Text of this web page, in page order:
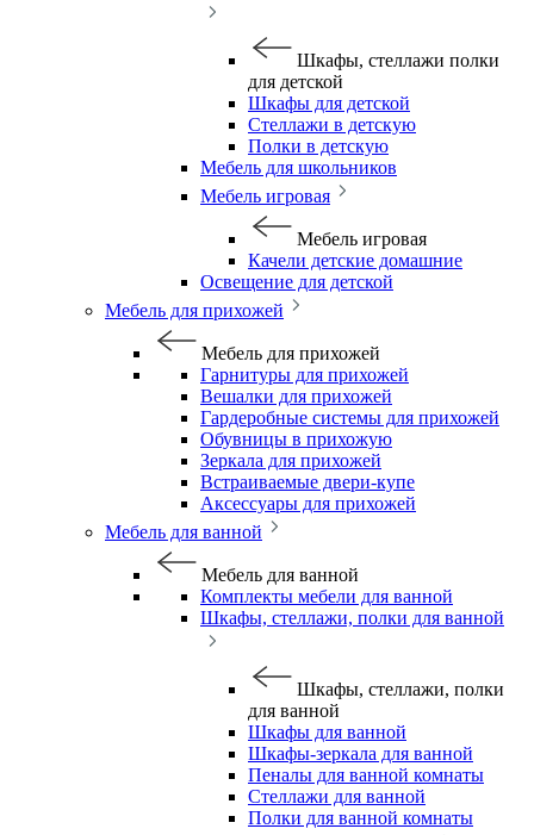
Шкафы, стеллажи полки
для детской
Шкафы для детской
Стеллажи в детскую
Полки в детскую
Мебель для школьников
Мебель игровая
Мебель игровая
Качели детские домашние
Освещение для детской
Мебель для прихожей
Мебель для прихожей
Гарнитуры для прихожей
Вешалки для прихожей
Гардеробные системы для прихожей
Обувницы в прихожую
Зеркала для прихожей
Встраиваемые двери-купе
Аксессуары для прихожей
Мебель для ванной
Мебель для ванной
Комплекты мебели для ванной
Шкафы, стеллажи, полки для ванной
Шкафы, стеллажи, полки
для ванной
Шкафы для ванной
Шкафы-зеркала для ванной
Пеналы для ванной комнаты
Стеллажи для ванной
Полки для ванной комнаты